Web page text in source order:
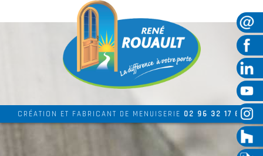
CRÉATION ET FABRICANT DE MENUISERIE 02 96 32 17 69